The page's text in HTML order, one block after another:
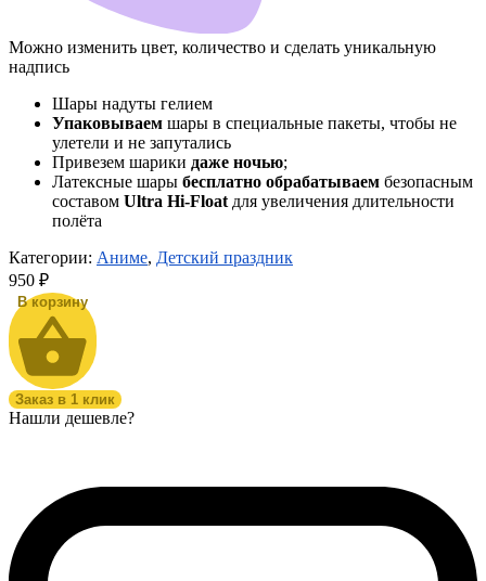
Можно изменить цвет, количество и сделать уникальную
надпись
Шары надуты гелием
Упаковываем шары в специальные пакеты, чтобы не
улетели и не запутались
Привезем шарики даже ночью;
Латексные шары бесплатно обрабатываем безопасным
составом Ultra Hi-Float для увеличения длительности
полёта
Категории: Аниме, Детский праздник
950 ₽
Заказ в 1 клик
Нашли дешевле?